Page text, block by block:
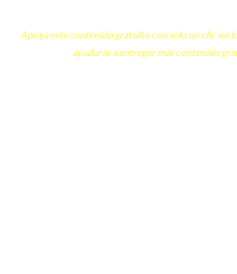
Apoya este contenido gratuito con solo un clic en
ayudarás a entregar más contenido